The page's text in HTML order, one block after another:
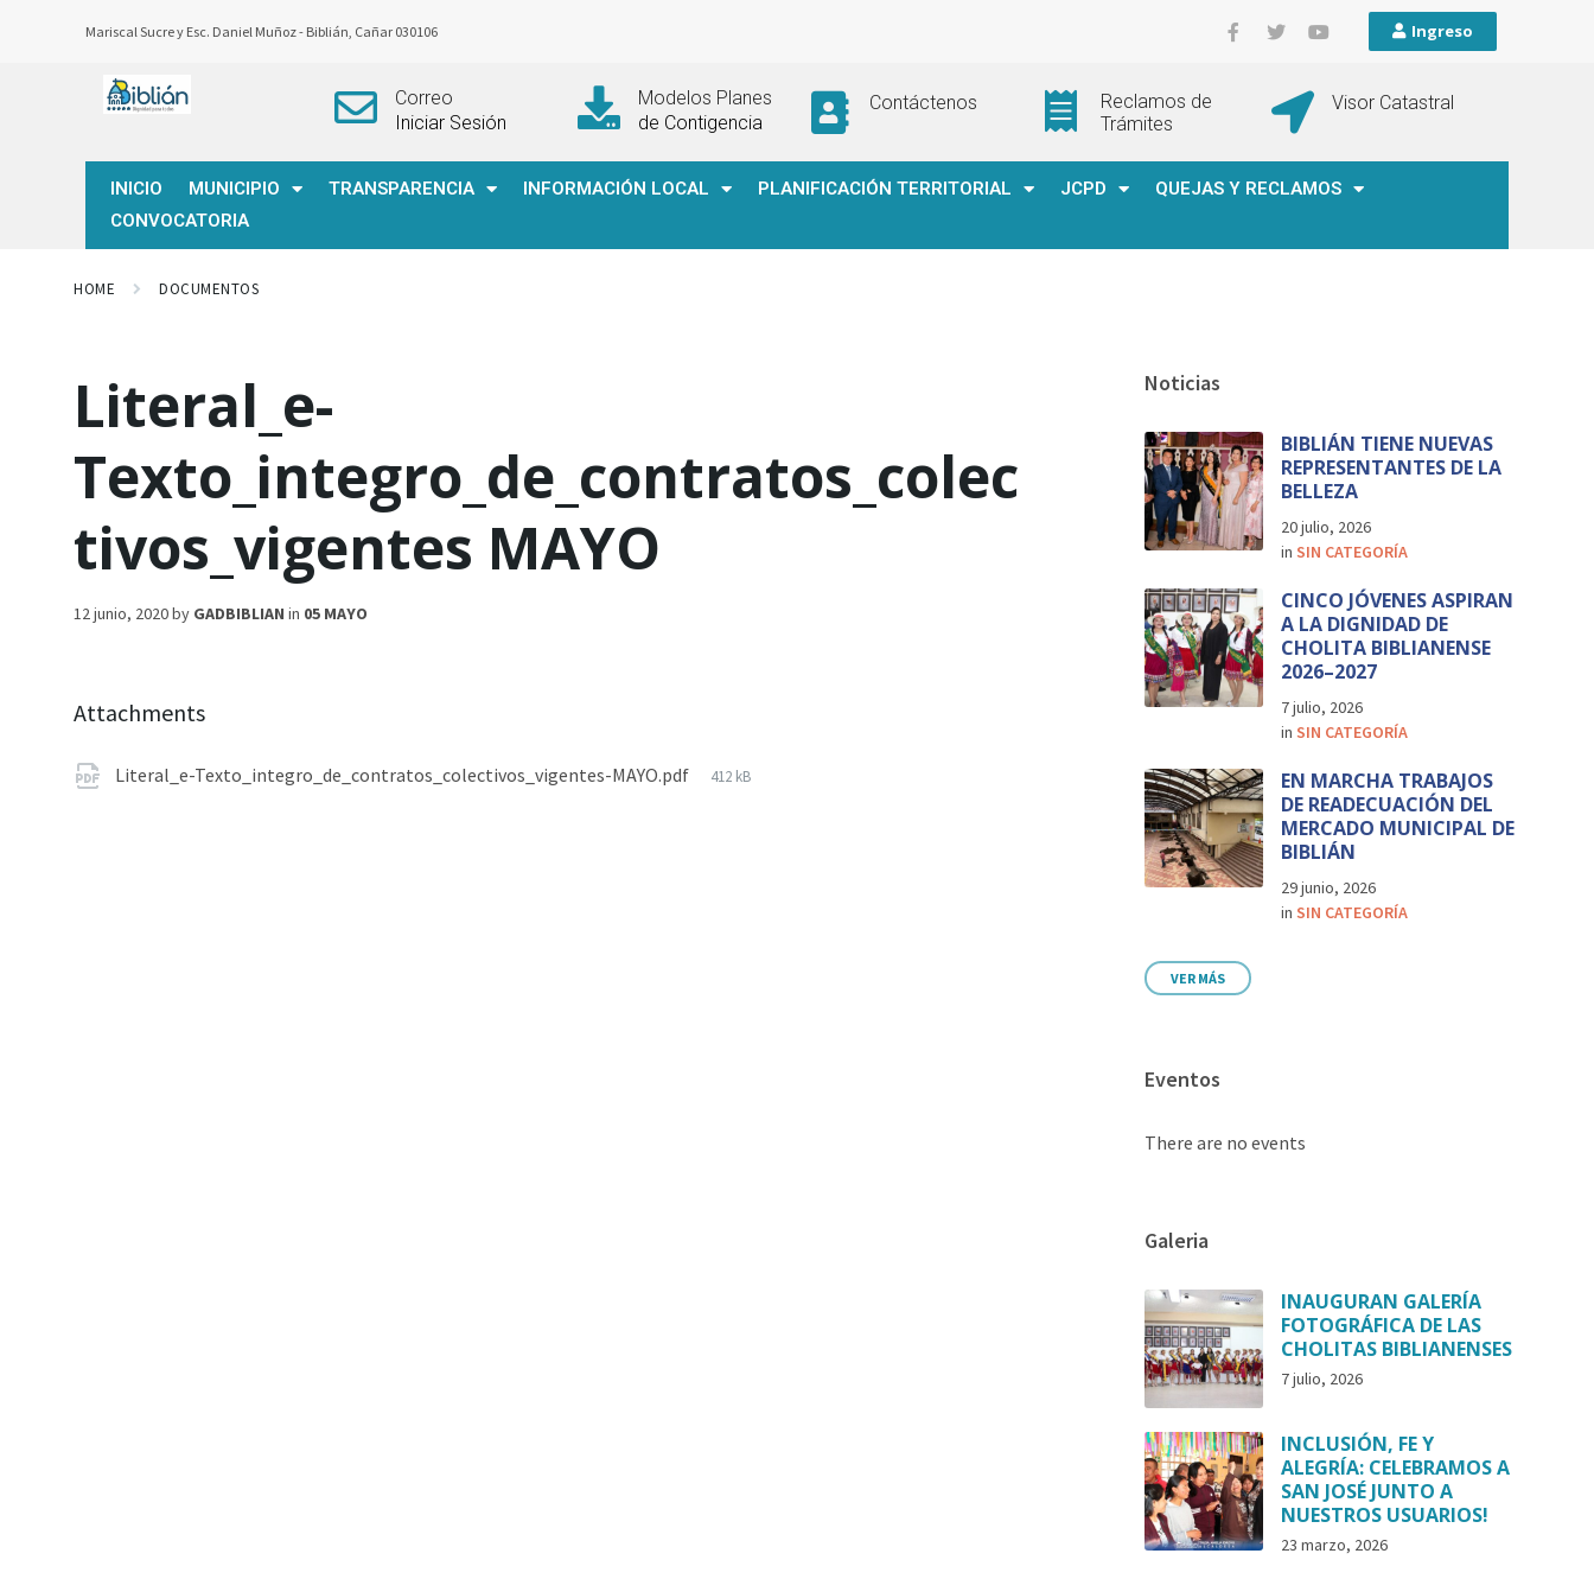
Mariscal Sucre y Esc. Daniel Muñoz - Biblián, Cañar 030106 Ingreso
Correo
Iniciar Sesión
Modelos Planes
de Contigencia
Contáctenos
Reclamos de
Trámites
Visor Catastral
INICIO MUNICIPIO TRANSPARENCIA INFORMACIÓN LOCAL PLANIFICACIÓN TERRITORIAL JCPD
QUEJAS Y RECLAMOS
CONVOCATORIA
HOME DOCUMENTOS
Literal_e-
Texto_integro_de_contratos_colec
tivos_vigentes MAYO
12 junio, 2020by GADBIBLIAN in 05 MAYO
Attachments
Literal_e-Texto_integro_de_contratos_colectivos_vigentes-MAYO.pdf 412 kB
Noticias
BIBLIÁN TIENE NUEVAS
REPRESENTANTES DE LA
BELLEZA
20 julio, 2026
inSIN CATEGORÍA
CINCO JÓVENES ASPIRAN
A LA DIGNIDAD DE
CHOLITA BIBLIANENSE
2026–2027
7 julio, 2026
inSIN CATEGORÍA
EN MARCHA TRABAJOS
DE READECUACIÓN DEL
MERCADO MUNICIPAL DE
BIBLIÁN
29 junio, 2026
inSIN CATEGORÍA
VER MÁS
Eventos
There are no events
Galeria
INAUGURAN GALERÍA
FOTOGRÁFICA DE LAS
CHOLITAS BIBLIANENSES
7 julio, 2026
INCLUSIÓN, FE Y
ALEGRÍA: CELEBRAMOS A
SAN JOSÉ JUNTO A
NUESTROS USUARIOS!
23 marzo, 2026